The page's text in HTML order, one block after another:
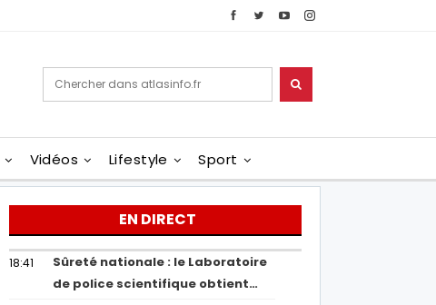
Vidéos Lifestyle Sport
EN DIRECT
18:41
Sûreté nationale : le Laboratoire
de police scientifique obtient…